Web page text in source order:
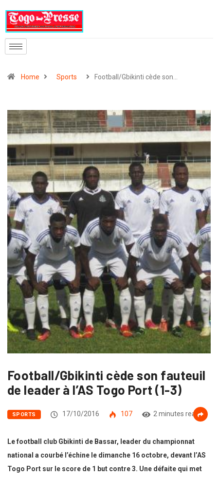
Home Sports Football/Gbikinti cède son…
Football/Gbikinti cède son fauteuil
de leader à l’AS Togo Port (1-3)
SPORTS 17/10/2016 107 2 minutes read
Le football club Gbikinti de Bassar, leader du championnat
national a courbé l’échine le dimanche 16 octobre, devant l’AS
Togo Port sur le score de 1 but contre 3. Une défaite qui met